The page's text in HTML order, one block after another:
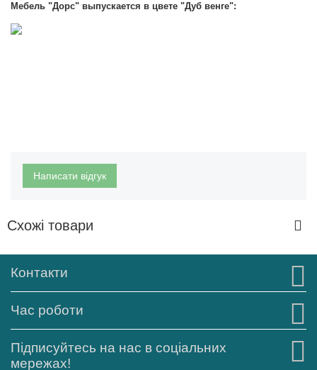
Мебель "Дорс" выпускается в цвете "Дуб венге":
Написати відгук
Схожі товари
Контакти
Час роботи
Підписуйтесь на нас в соціальних
мережах!